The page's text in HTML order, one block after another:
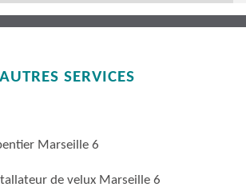
AUTRES SERVICES
Marseille 6
de velux Marseille 6